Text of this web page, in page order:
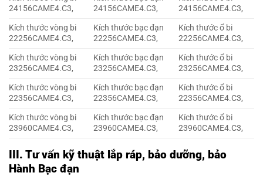
24156CAME4.C3,
24156CAME4.C3,
24156CAME4.C3,
Kích thước vòng bi
22256CAME4.C3,
Kích thước bạc đạn
22256CAME4.C3,
Kích thước ổ bi
22256CAME4.C3,
Kích thước vòng bi
23256CAME4.C3,
Kích thước bạc đạn
23256CAME4.C3,
Kích thước ổ bi
23256CAME4.C3,
Kích thước vòng bi
22356CAME4.C3,
Kích thước bạc đạn
22356CAME4.C3,
Kích thước ổ bi
22356CAME4.C3,
Kích thước vòng bi
23960CAME4.C3,
Kích thước bạc đạn
23960CAME4.C3,
Kích thước ổ bi
23960CAME4.C3,
III. Tư vấn kỹ thuật lắp ráp, bảo dưỡng, bảo
Hành Bạc đạn